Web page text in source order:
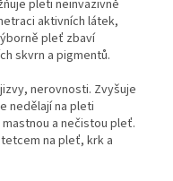
pleti neinvazivně
aktivních látek,
pleť zbaví
skvrn a pigmentů.
nerovnosti. Zvyšuje
nedělají na pleti
a nečistou pleť.
na pleť, krk a